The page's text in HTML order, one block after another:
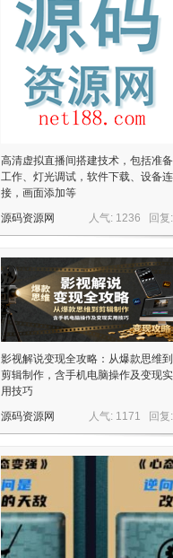
高清虚拟直播间搭建技术，包括准备
工作、灯光调试，软件下载、设备连
接，画面添加等
人气: 1236 回
源码资源网
影视解说变现全攻略：从爆款思维到
剪辑制作，含手机电脑操作及变现实
用技巧
人气: 1171 回
源码资源网